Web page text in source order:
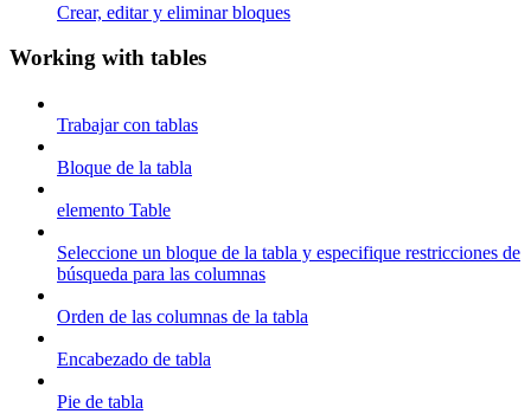
Crear, editar y eliminar bloques
Working with tables
Trabajar con tablas
Bloque de la tabla
elemento Table
Seleccione un bloque de la tabla y especifique restricciones de
búsqueda para las columnas
Orden de las columnas de la tabla
Encabezado de tabla
Pie de tabla